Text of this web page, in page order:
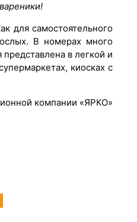
для самостоятельного
В номерах много
в легкой и
киосках с
компании «ЯРКО»